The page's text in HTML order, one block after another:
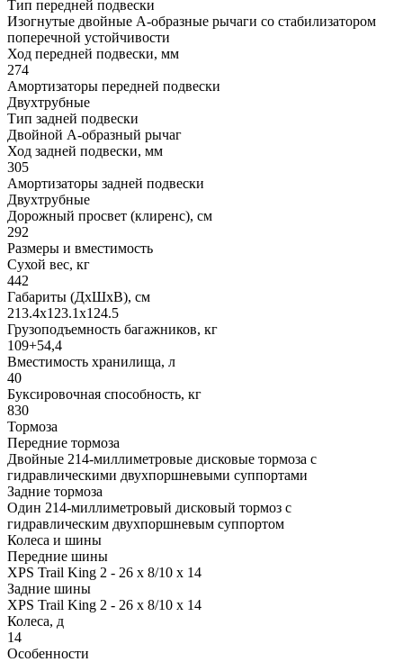
Тип передней подвески
Изогнутые двойные А-образные рычаги со стабилизатором
поперечной устойчивости
Ход передней подвески, мм
274
Амортизаторы передней подвески
Двухтрубные
Тип задней подвески
Двойной А-образный рычаг
Ход задней подвески, мм
305
Амортизаторы задней подвески
Двухтрубные
Дорожный просвет (клиренс), см
292
Размеры и вместимость
Сухой вес, кг
442
Габариты (ДхШхВ), см
213.4x123.1x124.5
Грузоподъемность багажников, кг
109+54,4
Вместимость хранилища, л
40
Буксировочная способность, кг
830
Тормоза
Передние тормоза
Двойные 214-миллиметровые дисковые тормоза с
гидравлическими двухпоршневыми суппортами
Задние тормоза
Один 214-миллиметровый дисковый тормоз с
гидравлическим двухпоршневым суппортом
Колеса и шины
Передние шины
XPS Trail King 2 - 26 x 8/10 x 14
Задние шины
XPS Trail King 2 - 26 x 8/10 x 14
Колеса, д
14
Особенности